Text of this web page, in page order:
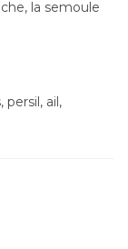
la semoule
ail,